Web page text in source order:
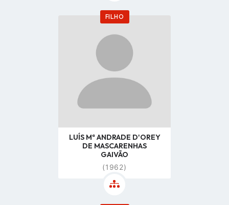
FILHO
Go
profile
page
LUÍS Mª ANDRADE D'OREY
DE MASCARENHAS
GAIVÃO
(1962)